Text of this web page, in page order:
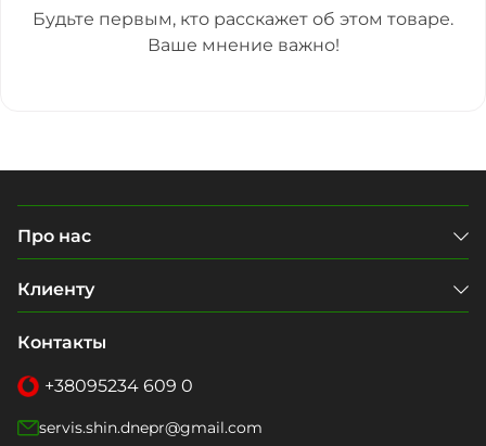
Будьте первым, кто расскажет об этом товаре.
Ваше мнение важно!
Про нас
Клиенту
Контакты
+38095234 609 0
servis.shin.dnepr@gmail.com